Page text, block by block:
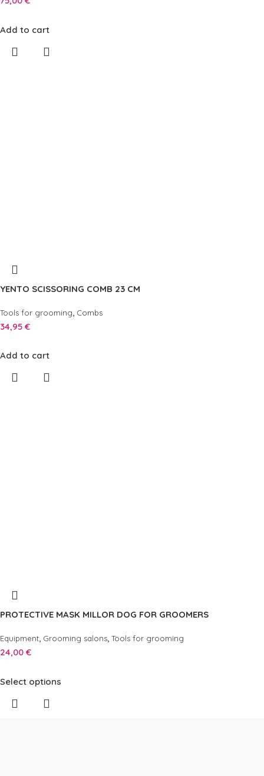
Add to cart
YENTO SCISSORING COMB 23 CM
Tools for grooming Combs
34,95 €
Add to cart
PROTECTIVE MASK MILLOR DOG FOR GROOMERS
Equipment, Grooming salons, Tools for grooming
24,00 €
Select options